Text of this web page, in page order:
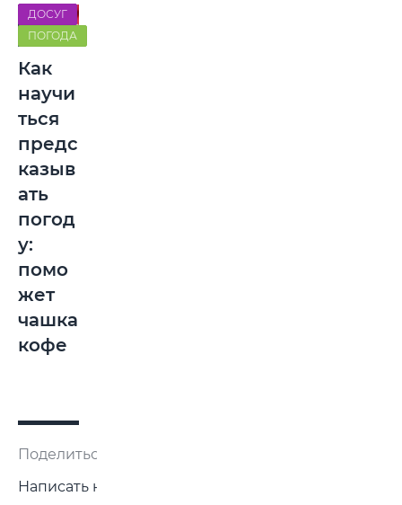
ДОСУГ
ПОГОДА
Как
научи
ться
предс
казыв
ать
погод
у:
помо
жет
чашка
кофе
Поделиться:
Написать нам